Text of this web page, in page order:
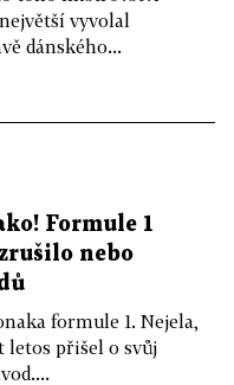
vyvolal
dánského...
Formule 1
nebo
formule 1. Nejela,
letos přišel o svůj